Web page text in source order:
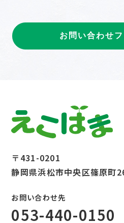
お問い合わせ
〒431-0201
静岡県浜松市中央区篠原町
お問い合わせ先
053-440-0150